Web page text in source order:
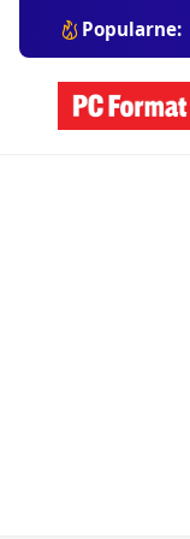
Popularne: